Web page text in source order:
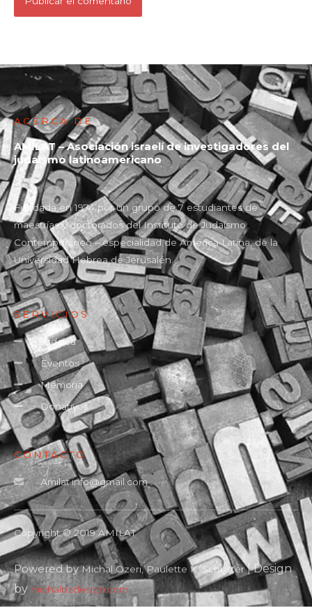
ACERCA DE
AMILAT – Asociación israelí de investigadores del
judaísmo latinoamericano
Fundada en 1974 por un grupo de 7 estudiantes de
maestrías y doctorados del Instituto de Judaísmo
Contemporáneo – especialidad de América Latina, de la
Universidad Hebrea de Jerusalén.
SERVICIOS
Judaica
Eventos
Memoria
Donativos
CONTACTO
Amilat.info@gmail.com
Copyright © 2019 AMILAT
Powered byMichal Ozeri, Paulette K. Schuster| Design
by michalozdesign.com